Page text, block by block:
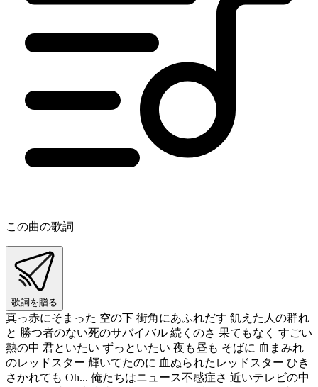
この曲の歌詞
歌詞を贈る
真っ赤にそまった 空の下 街角にあふれだす 飢えた人の群れ
と 勝つ者のない死のサバイバル 続くのさ 果てもなく すごい
熱の中 君といたい ずっといたい 夜も昼も そばに 血まみれ
のレッドスター 輝いてたのに 血ぬられたレッドスター ひき
さかれても Oh... 俺たちはニュース不感症さ 近いテレビの中